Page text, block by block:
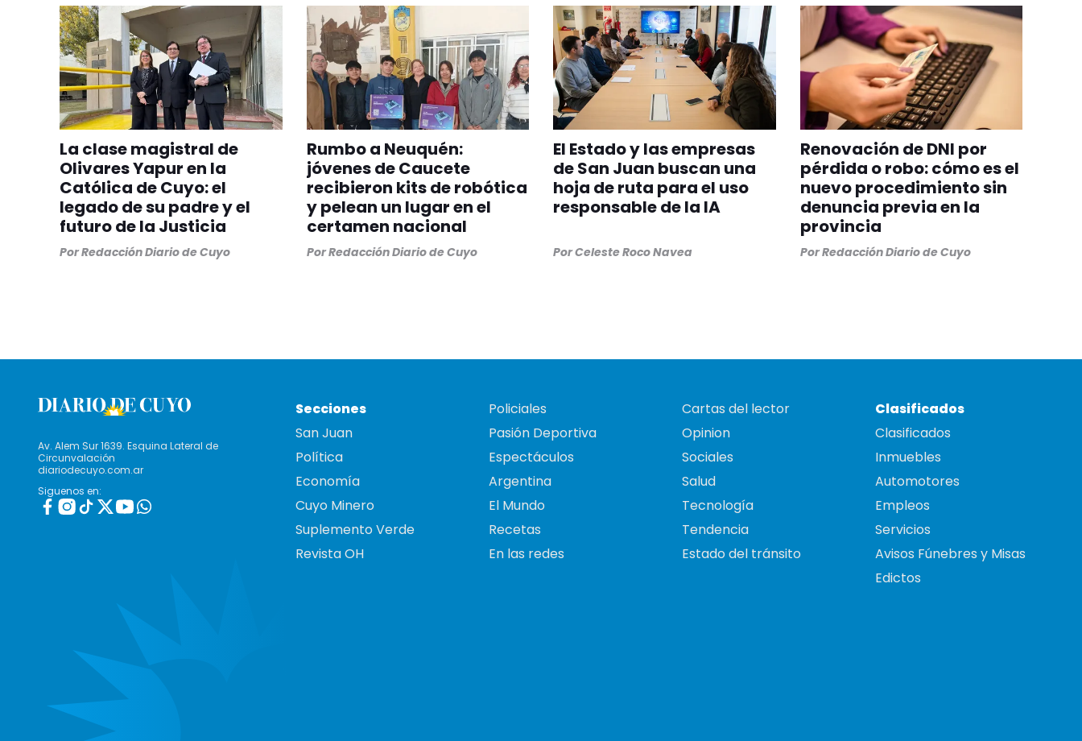
La clase magistral de
Olivares Yapur en la
Católica de Cuyo: el
legado de su padre y el
futuro de la Justicia
PorRedacción Diario de Cuyo
Rumbo a Neuquén:
jóvenes de Caucete
recibieron kits de robótica
y pelean un lugar en el
certamen nacional
PorRedacción Diario de Cuyo
El Estado y las empresas
de San Juan buscan una
hoja de ruta para el uso
responsable de la IA
PorCeleste Roco Navea
Renovación de DNI por
pérdida o robo: cómo es el
nuevo procedimiento sin
denuncia previa en la
provincia
PorRedacción Diario de Cuyo
Av. Alem Sur 1639. Esquina Lateral de
Circunvalación
diariodecuyo.com.ar
Siguenos en:
Secciones
San Juan
Política
Economía
Cuyo Minero
Suplemento Verde
Revista OH
Policiales
Pasión Deportiva
Espectáculos
Argentina
El Mundo
Recetas
En las redes
Cartas del lector
Opinion
Sociales
Salud
Tecnología
Tendencia
Estado del tránsito
Clasificados
Clasificados
Inmuebles
Automotores
Empleos
Servicios
Avisos Fúnebres y Misas
Edictos